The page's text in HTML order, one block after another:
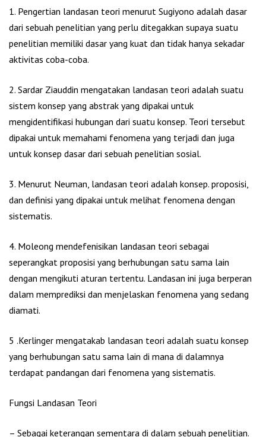
1. Pengertian landasan teori menurut Sugiyono adalah dasar
dari sebuah penelitian yang perlu ditegakkan supaya suatu
penelitian memiliki dasar yang kuat dan tidak hanya sekadar
aktivitas coba-coba.
2. Sardar Ziauddin mengatakan landasan teori adalah suatu
sistem konsep yang abstrak yang dipakai untuk
mengidentifikasi hubungan dari suatu konsep. Teori tersebut
dipakai untuk memahami fenomena yang terjadi dan juga
untuk konsep dasar dari sebuah penelitian sosial.
3. Menurut Neuman, landasan teori adalah konsep. proposisi,
dan definisi yang dipakai untuk melihat fenomena dengan
sistematis.
4. Moleong mendefenisikan landasan teori sebagai
seperangkat proposisi yang berhubungan satu sama lain
dengan mengikuti aturan tertentu. Landasan ini juga berperan
dalam memprediksi dan menjelaskan fenomena yang sedang
diamati.
5 .Kerlinger mengatakab landasan teori adalah suatu konsep
yang berhubungan satu sama lain di mana di dalamnya
terdapat pandangan dari fenomena yang sistematis.
Fungsi Landasan Teori
– Sebagai keterangan sementara di dalam sebuah penelitian.